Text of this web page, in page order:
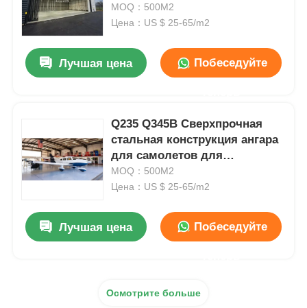
навес Q235 Q345
MOQ：500M2
Цена：US $ 25-65/m2
Лучшая цена Побеседуйте
Q235 Q345B Сверхпрочная
стальная конструкция ангара
для самолетов для
экологически чистого
использования
MOQ：500M2
Цена：US $ 25-65/m2
Лучшая цена Побеседуйте
Осмотрите больше